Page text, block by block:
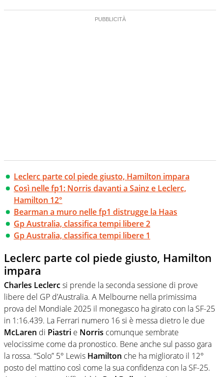
Leclerc parte col piede giusto, Hamilton impara
Così nelle fp1: Norris davanti a Sainz e Leclerc,
Hamilton 12°
Bearman a muro nelle fp1 distrugge la Haas
Gp Australia, classifica tempi libere 2
Gp Australia, classifica tempi libere 1
Leclerc parte col piede giusto, Hamilton
impara
Charles Leclercsi prende la seconda sessione di prove
libere del GP d’Australia. A Melbourne nella primissima
prova del Mondiale 2025 il monegasco ha girato con la SF-25
in 1:16.439. La Ferrari numero 16 si è messa dietro le due
McLaren di Piastri e Norris comunque sembrate
velocissime come da pronostico. Bene anche sul passo gara
la rossa. “Solo” 5° Lewis Hamilton che ha migliorato il 12°
posto del mattino così come la sua confidenza con la SF-25.